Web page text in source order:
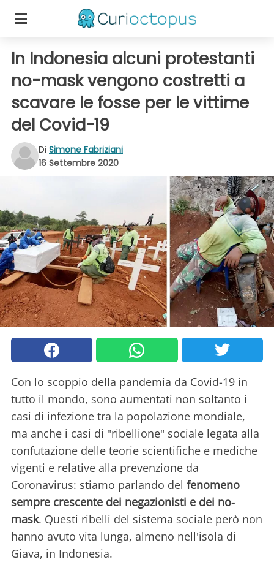
In Indonesia alcuni protestanti
no-mask vengono costretti a
scavare le fosse per le vittime
del Covid-19
Di Simone Fabriziani
16 Settembre 2020
Con lo scoppio della pandemia da Covid-19 in
tutto il mondo, sono aumentati non soltanto i
casi di infezione tra la popolazione mondiale,
ma anche i casi di "ribellione" sociale legata alla
confutazione delle teorie scientifiche e mediche
vigenti e relative alla prevenzione da
Coronavirus: stiamo parlando del fenomeno
sempre crescente dei negazionisti e dei no-
mask. Questi ribelli del sistema sociale però non
hanno avuto vita lunga, almeno nell'isola di
Giava, in Indonesia.